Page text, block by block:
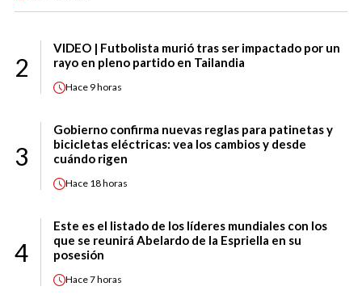
2
VIDEO | Futbolista murió tras ser impactado por un
rayo en pleno partido en Tailandia
Hace 9 horas
3
Gobierno confirma nuevas reglas para patinetas y
bicicletas eléctricas: vea los cambios y desde
cuándo rigen
Hace 18 horas
4
Este es el listado de los líderes mundiales con los
que se reunirá Abelardo de la Espriella en su
posesión
Hace7 horas